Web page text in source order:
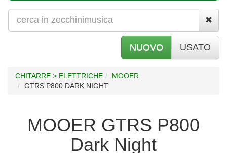
NUOVO USATO
CHITARRE > ELETTRICHE
MOOER
GTRS P800 DARK NIGHT
MOOER GTRS P800
Dark Night